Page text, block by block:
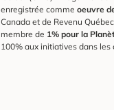
enregistrée comme oeuvre
Canada et de Revenu
membre de 1% pour la
100% aux initiatives dans les